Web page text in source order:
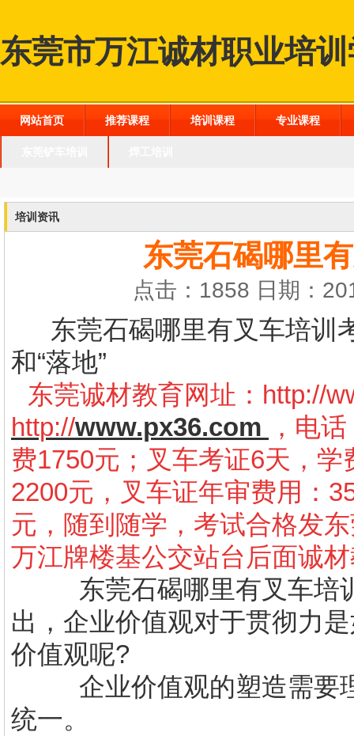
东莞市万江诚材职业培
网站首页 推荐课程 培训课程 专业课程
培训资讯
东莞石碣哪里
点击：1858 日期：
东莞石碣哪里有叉车培训
和“落地”
东莞诚材教育网址： http://
http://www.px36.com
，电
费1750元；叉车考证6天，
2200元，叉车证年审费用：
元，随到随学，考试合格发
万江牌楼基公交站台后面诚
东莞石碣哪里有叉车培
出，企业价值观对于贯彻力
价值观呢?
企业价值观的塑造需要
统一。